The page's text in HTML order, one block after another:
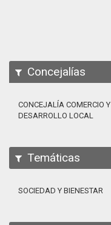
Concejalías
CONCEJALÍA COMERCIO Y
DESARROLLO LOCAL
Temáticas
SOCIEDAD Y BIENESTAR